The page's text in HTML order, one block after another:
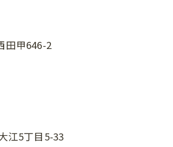
田甲646-2
江5丁目5-33